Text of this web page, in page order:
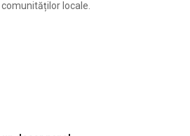
locale.